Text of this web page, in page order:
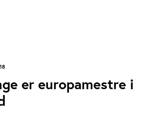
er europamestre i